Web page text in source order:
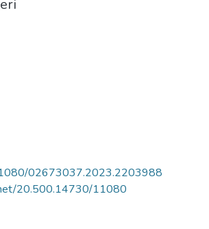
02673037.2023.2203988
20.500.14730/11080